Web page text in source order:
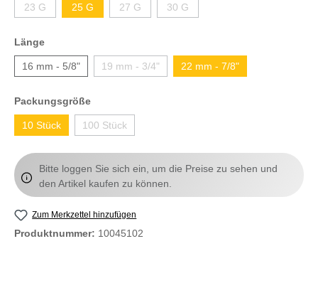
23 G 25 G 27 G 30 G
Länge
16 mm - 5/8" 19 mm - 3/4" 22 mm - 7/8"
Packungsgröße
10 Stück 100 Stück
Bitte loggen Sie sich ein, um die Preise zu sehen und
den Artikel kaufen zu können.
Zum Merkzettel hinzufügen
Produktnummer: 10045102